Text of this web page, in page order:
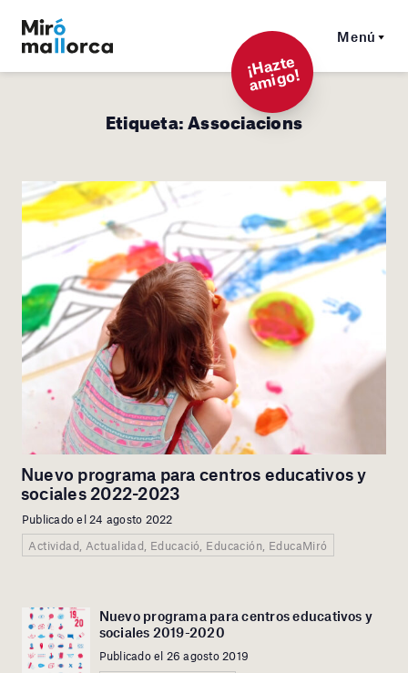
Menú
¡
Hazt
e
a
mi
g
o!
Etiqueta:Associacions
Nuevo programa para centros educativos y
sociales 2022-2023
Publicado el 24 agosto 2022
Actividad, Actualidad, Educació, Educación, EducaMiró
Nuevo programa para centros educativos y
sociales 2019-2020
Publicado el 26 agosto 2019